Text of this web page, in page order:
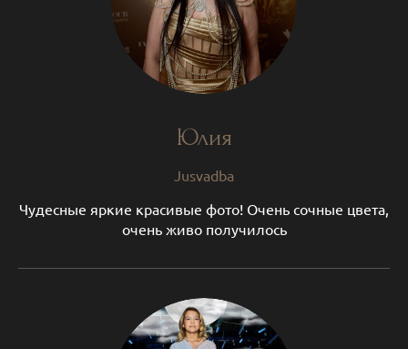
Юлия
Jusvadba
Чудесные яркие красивые фото! Очень сочные цвета,
очень живо получилось